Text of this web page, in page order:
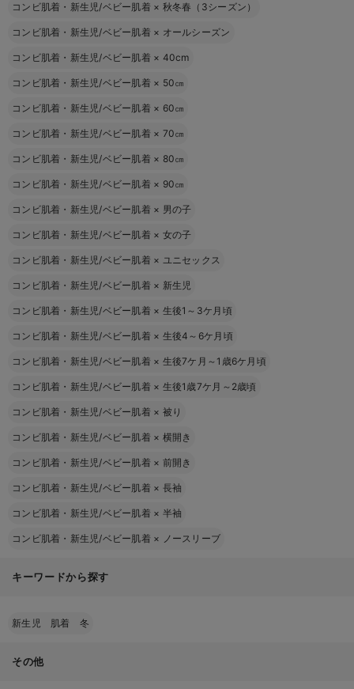
コンビ肌着・新生児/ベビー肌着 × 秋冬春（3シーズン）
コンビ肌着・新生児/ベビー肌着 × オールシーズン
コンビ肌着・新生児/ベビー肌着 × 40cm
コンビ肌着・新生児/ベビー肌着 × 50㎝
コンビ肌着・新生児/ベビー肌着 × 60㎝
コンビ肌着・新生児/ベビー肌着 × 70㎝
コンビ肌着・新生児/ベビー肌着 × 80㎝
コンビ肌着・新生児/ベビー肌着 × 90㎝
コンビ肌着・新生児/ベビー肌着 × 男の子
コンビ肌着・新生児/ベビー肌着 × 女の子
コンビ肌着・新生児/ベビー肌着 × ユニセックス
コンビ肌着・新生児/ベビー肌着 × 新生児
コンビ肌着・新生児/ベビー肌着 × 生後1～3ケ月頃
コンビ肌着・新生児/ベビー肌着 × 生後4～6ケ月頃
コンビ肌着・新生児/ベビー肌着 × 生後7ケ月～1歳6ケ月頃
コンビ肌着・新生児/ベビー肌着 × 生後1歳7ケ月～2歳頃
コンビ肌着・新生児/ベビー肌着 × 被り
コンビ肌着・新生児/ベビー肌着 × 横開き
コンビ肌着・新生児/ベビー肌着 × 前開き
コンビ肌着・新生児/ベビー肌着 × 長袖
コンビ肌着・新生児/ベビー肌着 × 半袖
コンビ肌着・新生児/ベビー肌着 × ノースリーブ
キーワードから探す
新生児 肌着 冬
その他